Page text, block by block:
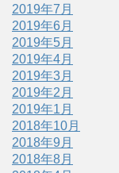
2019年7月
2019年6月
2019年5月
2019年4月
2019年3月
2019年2月
2019年1月
2018年10月
2018年9月
2018年8月